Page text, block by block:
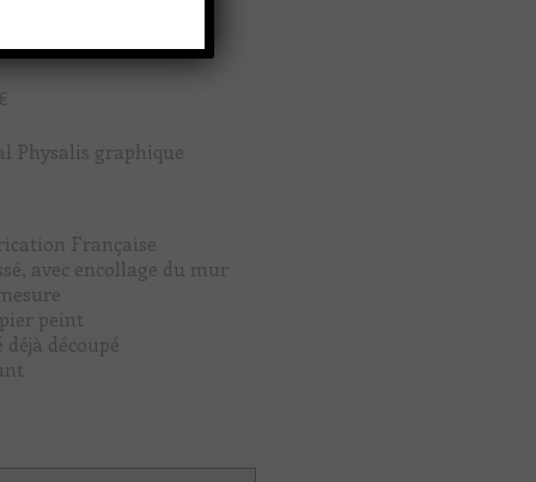
€
Physalis graphique
Française
avec encollage du mur
peint
découpé